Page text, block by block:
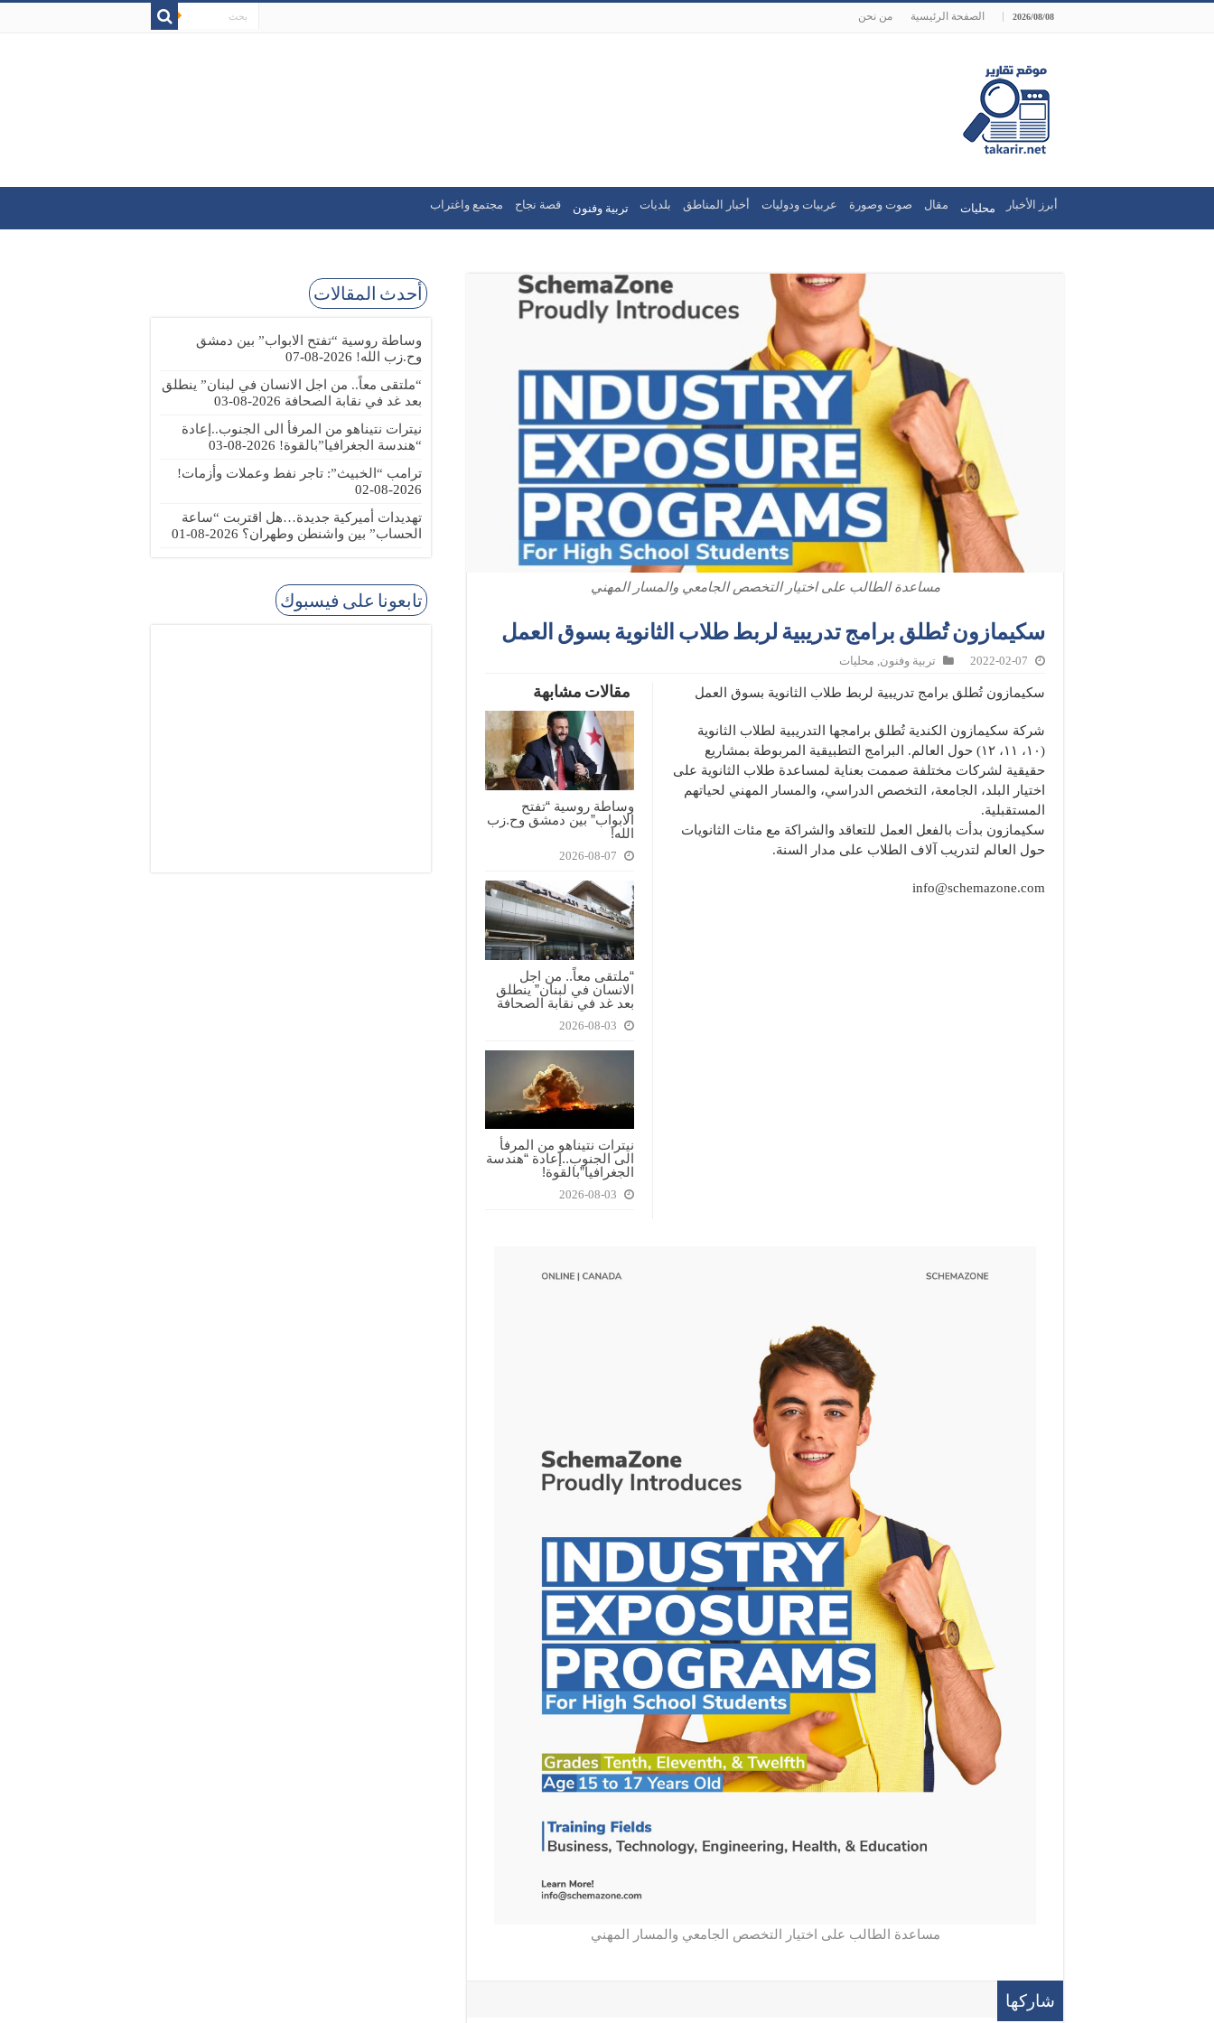
2026/08/08 الصفحة الرئيسية من نحن
أبرز الأخبار محليات مقال صوت وصورة عربيات ودوليات أخبار المناطق بلديات تربية وفنون قصة نجاح مجتمع واغتراب
مساعدة الطالب على اختيار التخصص الجامعي والمسار المهني
سكيمازون تُطلق برامج تدريبية لربط طلاب الثانوية بسوق العمل
2022-02-07 تربية وفنون, محليات
مقالات مشابهة
وساطة روسية “تفتح
الابواب” بين دمشق وح.زب
الله!
2026-08-07
“ملتقى معاً.. من اجل
الانسان في لبنان” ينطلق
بعد غد في نقابة الصحافة
2026-08-03
نيترات نتيناهو من المرفأ
الى الجنوب..إعادة “هندسة
الجغرافيا”بالقوة!
2026-08-03
سكيمازون تُطلق برامج تدريبية لربط طلاب الثانوية بسوق العمل
شركة سكيمازون الكندية تُطلق برامجها التدريبية لطلاب الثانوية
(١٠، ١١، ١٢) حول العالم. البرامج التطبيقية المربوطة بمشاريع
حقيقية لشركات مختلفة صممت بعناية لمساعدة طلاب الثانوية على
اختيار البلد، الجامعة، التخصص الدراسي، والمسار المهني لحياتهم
المستقبلية.
سكيمازون بدأت بالفعل العمل للتعاقد والشراكة مع مئات الثانويات
حول العالم لتدريب آلاف الطلاب على مدار السنة.
info@schemazone.com
مساعدة الطالب على اختيار التخصص الجامعي والمسار المهني
شاركها
أحدث المقالات
وساطة روسية “تفتح الابواب” بين دمشق
وح.زب الله! 2026-08-07
“ملتقى معاً.. من اجل الانسان في لبنان” ينطلق
بعد غد في نقابة الصحافة 2026-08-03
نيترات نتيناهو من المرفأ الى الجنوب..إعادة
“هندسة الجغرافيا”بالقوة! 2026-08-03
ترامب “الخبيث”: تاجر نفط وعملات وأزمات!
2026-08-02
تهديدات أميركية جديدة…هل اقتربت “ساعة
الحساب” بين واشنطن وطهران؟ 2026-08-01
تابعونا على فيسبوك